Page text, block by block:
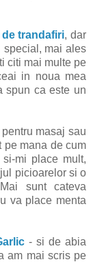
trandafiri, dar
special, mai ales
citi mai multe pe
in noua mea
spun ca este un
masaj sau
pe mana de cum
mi place mult,
picioarelor si o
sunt cateva
va place menta
- si de abia
am mai scris pe